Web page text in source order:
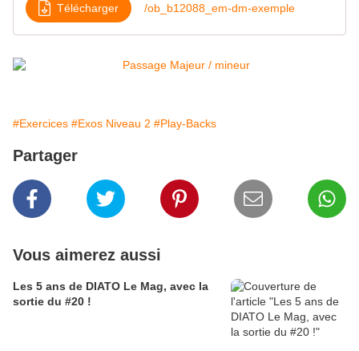
Télécharger /ob_b12088_em-dm-exemple
#Exercices #Exos Niveau 2 #Play-Backs
Partager
Vous aimerez aussi
Les 5 ans de DIATO Le Mag, avec la
sortie du #20 !